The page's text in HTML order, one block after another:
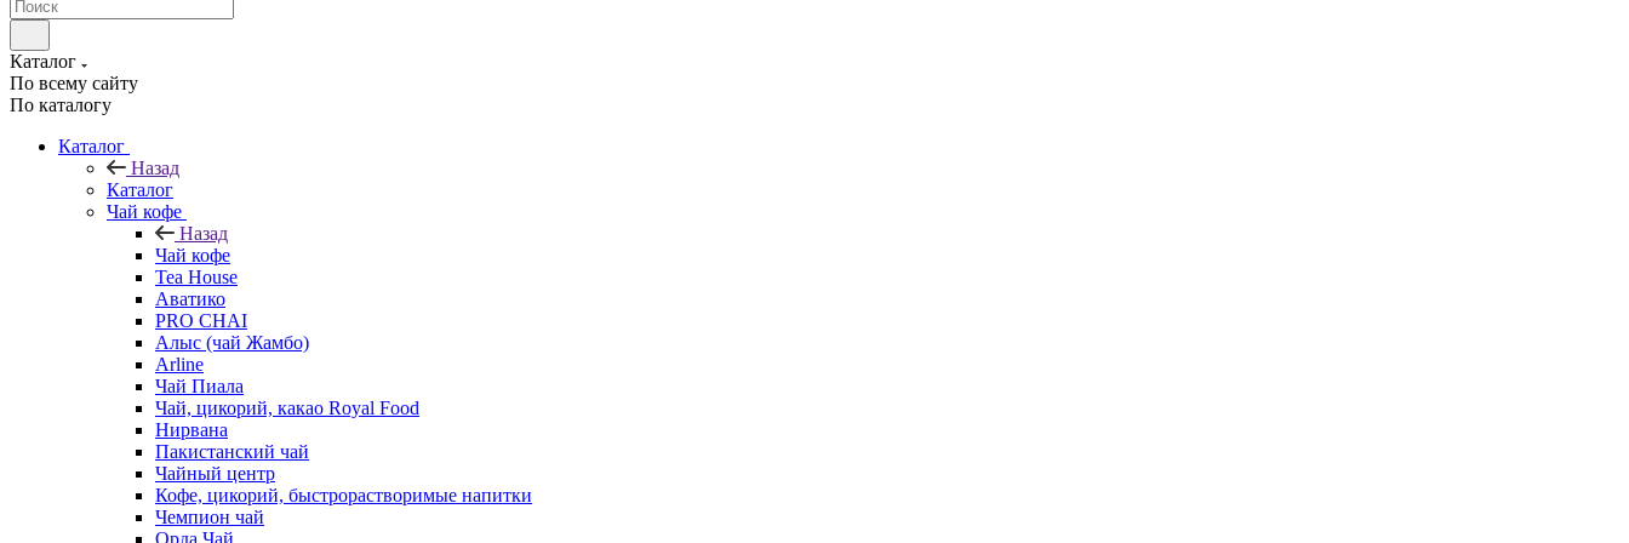
Каталог
По всему сайту
По каталогу
Каталог
Назад
Каталог
Чай кофе
Назад
Чай кофе
Tea House
Аватико
PRO CHAI
Алыс (чай Жамбо)
Arline
Чай Пиала
Чай, цикорий, какао Royal Food
Нирвана
Пакистанский чай
Чайный центр
Кофе, цикорий, быстрорастворимые напитки
Чемпион чай
Орда Чай